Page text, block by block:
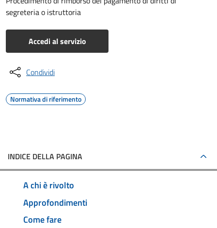
segreteria o istruttoria
Accedi al servizio
Condividi
Normativa di riferimento
INDICE DELLA PAGINA
A chi è rivolto
Approfondimenti
Come fare